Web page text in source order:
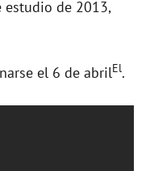
de 2013,
el 6 de abrilEl.